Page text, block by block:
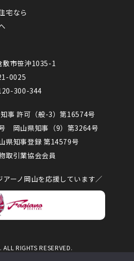
宅なら
市笹沖1035-1
0025
300-344
事 許可（般-3）第16574号
岡山県知事（9）第3264号
県知事登録 第14579号
取引業協会会員
アーノ岡山を応援しています／
RIGHTS RESERVED.